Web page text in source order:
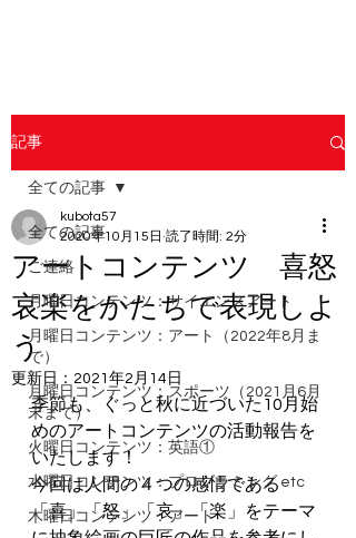
記事
全ての記事
ご連絡
月曜日コンテンツ：サイエンスアート
月曜日コンテンツ：アート（2022年8月ま
で）
月曜日コンテンツ：スポーツ（2021月6月
末まで）
火曜日コンテンツ：英語①
水曜日コンテンツ：プログラミング etc
木曜日コンテンツ：アート
全ての記事
アートコンテンツ 喜怒
哀楽をかたちで表現しよ
う
kubota57
2020年10月15日 読了時間: 2分
更新日： 2021年2月14日
季節も、ぐっと秋に近づいた10月始
めのアートコンテンツの活動報告を
いたします！
今回は人間の４つの感情である
「喜」「怒」「哀」「楽」をテーマ